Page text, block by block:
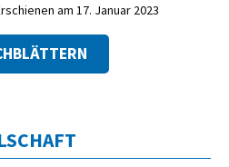
am 17. Januar 2023